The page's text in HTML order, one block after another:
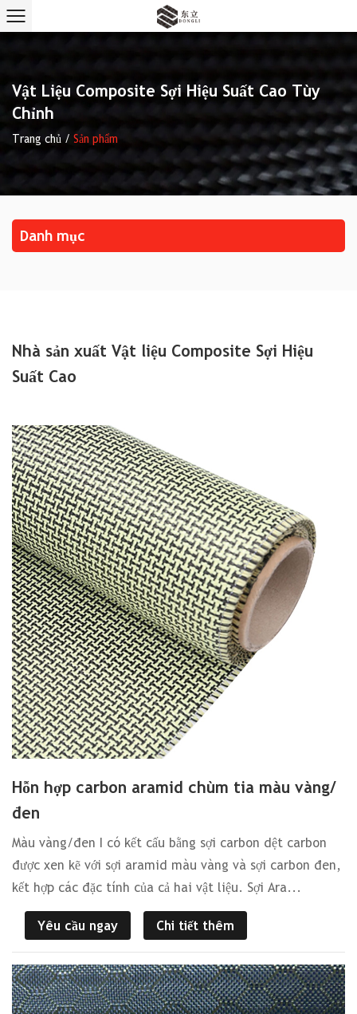
Vật Liệu Composite Sợi Hiệu Suất Cao Tùy
Chỉnh
Trang chủ / Sản phẩm
Danh mục
Nhà sản xuất Vật liệu Composite Sợi Hiệu
Suất Cao
Hỗn hợp carbon aramid chùm tia màu vàng/
đen
Màu vàng/đen I có kết cấu bằng sợi carbon dệt carbon
được xen kẽ với sợi aramid màu vàng và sợi carbon đen,
kết hợp các đặc tính của cả hai vật liệu. Sợi Ara...
Yêu cầu ngay Chi tiết thêm